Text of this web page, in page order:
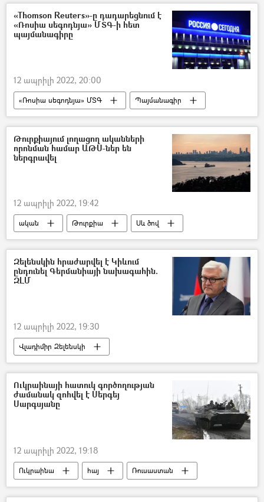
«Thomson Reuters»-ը դադարեցնում է
«Ռոսիա սեգոդնյա» ՄՏԳ-ի հետ
պայմանագիրը
12 ապրիլի 2022, 20:00
«Ռոսիա սեգոդնյա» ՄՏԳ
Պայմանագիր
Ռուսաստան
Կանադա
Թուրքիայում լողացող ականների
որոնման համար ԱԹՍ-ներ են
ներգրավել
12 ապրիլի 2022, 19:42
ական Թուրքիա Սև ծով
Զելենսկին հրաժարվել է Կիևում
ընդունել Գերմանիայի նախագահին.
ԶԼՄ
12 ապրիլի 2022, 19:30
Վլադիմիր Զելենսկի
Ֆրանկ–Վալտեր Շտայնմայեր
Ուկրաինա
Ուկրաինայի հատուկ գործողության
ժամանակ զոհվել է Սերգեյ
Սարգսյանը
12 ապրիլի 2022, 19:18
Ուկրաինա հայ
Ռուսաստան
Զինված ուժեր
Զոհ Պատերազմ